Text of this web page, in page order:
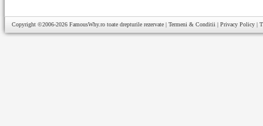
Copyright ©2006-2026 FamousWhy.ro toate drepturile rezervate | Termeni & Conditii | Privacy Policy |